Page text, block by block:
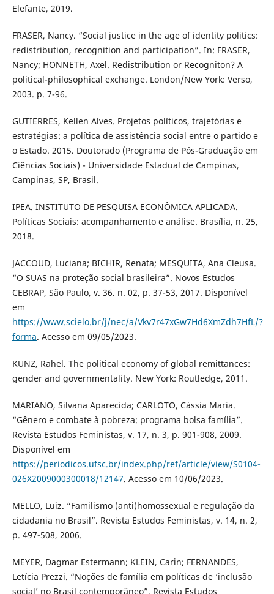
Elefante, 2019.
FRASER, Nancy. “Social justice in the age of identity politics:
redistribution, recognition and participation”. In: FRASER,
Nancy; HONNETH, Axel. Redistribution or Recogniton? A
political-philosophical exchange. London/New York: Verso,
2003. p. 7-96.
GUTIERRES, Kellen Alves. Projetos políticos, trajetórias e
estratégias: a política de assistência social entre o partido e
o Estado. 2015. Doutorado (Programa de Pós-Graduação em
Ciências Sociais) - Universidade Estadual de Campinas,
Campinas, SP, Brasil.
IPEA. INSTITUTO DE PESQUISA ECONÔMICA APLICADA.
Políticas Sociais: acompanhamento e análise. Brasília, n. 25,
2018.
JACCOUD, Luciana; BICHIR, Renata; MESQUITA, Ana Cleusa.
“O SUAS na proteção social brasileira”. Novos Estudos
CEBRAP, São Paulo, v. 36. n. 02, p. 37-53, 2017. Disponível
em
https://www.scielo.br/j/nec/a/Vkv7r47xGw7Hd6XmZdh7HfL/?
forma. Acesso em 09/05/2023.
KUNZ, Rahel. The political economy of global remittances:
gender and governmentality. New York: Routledge, 2011.
MARIANO, Silvana Aparecida; CARLOTO, Cássia Maria.
“Gênero e combate à pobreza: programa bolsa família”.
Revista Estudos Feministas, v. 17, n. 3, p. 901-908, 2009.
Disponível em
https://periodicos.ufsc.br/index.php/ref/article/view/S0104-
026X2009000300018/12147. Acesso em 10/06/2023.
MELLO, Luiz. “Familismo (anti)homossexual e regulação da
cidadania no Brasil”. Revista Estudos Feministas, v. 14, n. 2,
p. 497-508, 2006.
MEYER, Dagmar Estermann; KLEIN, Carin; FERNANDES,
Letícia Prezzi. “Noções de família em políticas de ‘inclusão
social’ no Brasil contemporâneo”. Revista Estudos